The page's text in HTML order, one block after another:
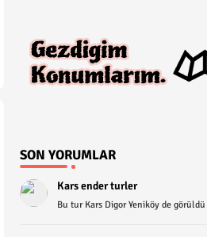
SON YORUMLAR
Kars ender turler
Bu tur Kars Digor Yeniköy de görüldü